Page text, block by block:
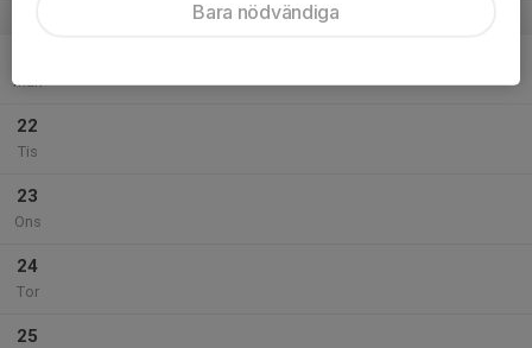
v.39
Mån
22
Tis
23
Ons
24
Tor
25
Bara nödvändiga